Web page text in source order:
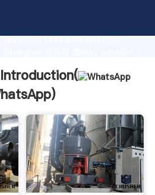
research strength
)